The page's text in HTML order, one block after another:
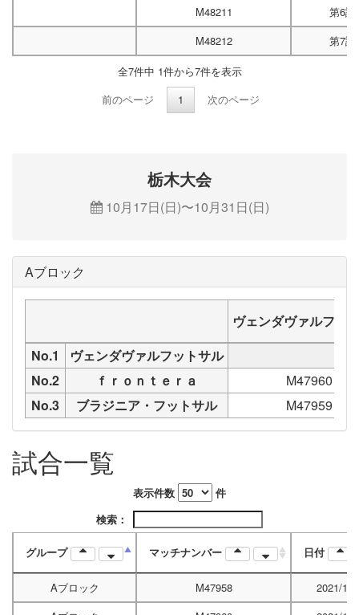
M48211
第6試
M48212
第7試
全7件中 1件から7件を表示
前のページ
1 次のページ
栃木大会
10月17日(日)〜10月31日(日)
Aブロック
ヴェンダヴァルフッ
No.1
ヴェンダヴァルフットサル
No.2
ｆｒｏｎｔｅｒａ
M47960
No.3
ブラジニア・フットサル M47959
試合一覧
表示件数
件
検索：
グループ マッチナンバー 日付
Aブロック M47958
2021/10/